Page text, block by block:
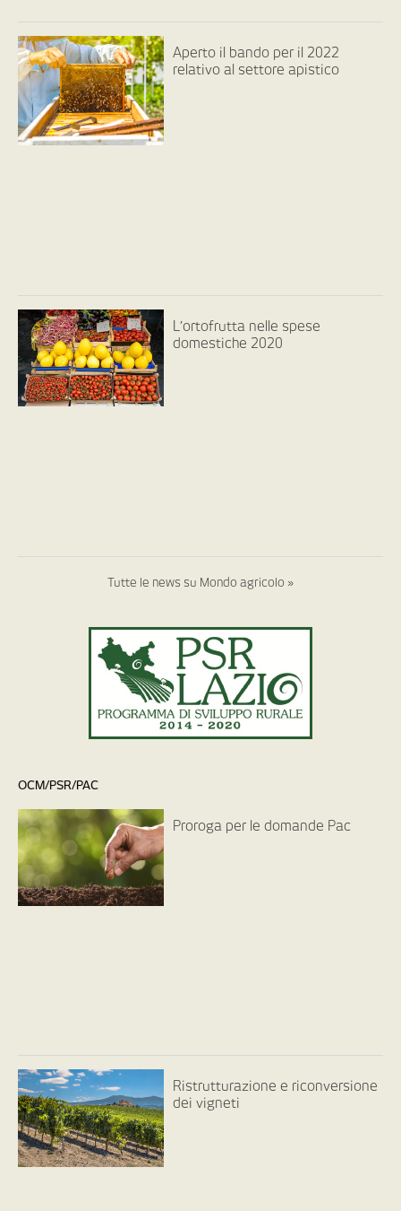
Aperto il bando per il 2022
relativo al settore apistico
L’ortofrutta nelle spese
domestiche 2020
Tutte le news su Mondo agricolo »
OCM/PSR/PAC
Proroga per le domande Pac
Ristrutturazione e riconversione
dei vigneti